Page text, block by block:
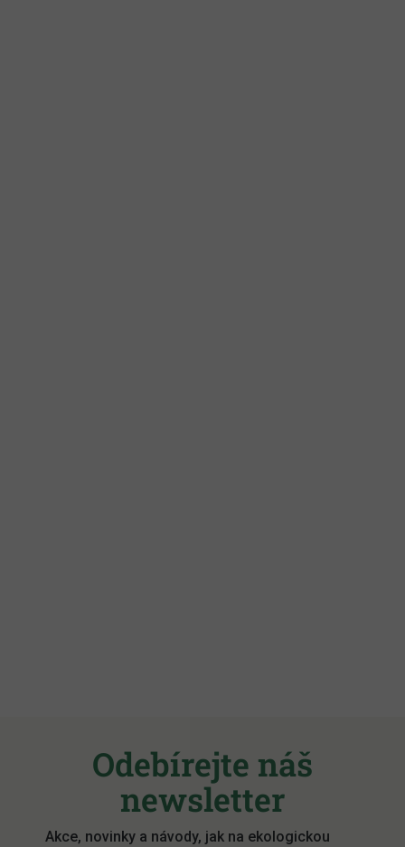
Odebírejte náš
newsletter
Akce, novinky a návody, jak na ekologickou